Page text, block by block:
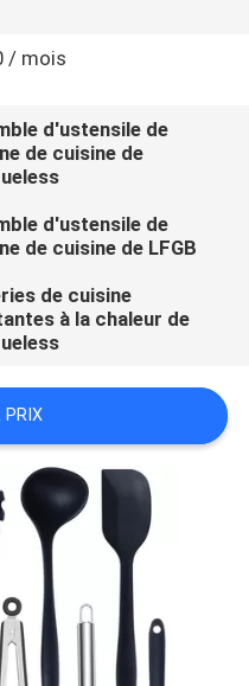
/ mois
d'ustensile de
de cuisine de
d'ustensile de
de cuisine de LFGB
de cuisine
à la chaleur de
PRIX